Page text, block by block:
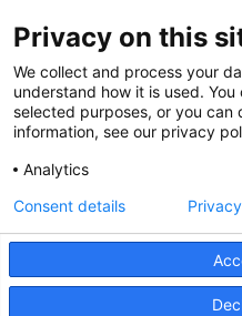
@CGTCatalunya
cgtcatalunya
CGTCatalunya
cgtcatalunya
Privacy on this
We collect and process your
understand how it is used.
selected purposes, or you can
information, see our privacy
Analytics
Consent details